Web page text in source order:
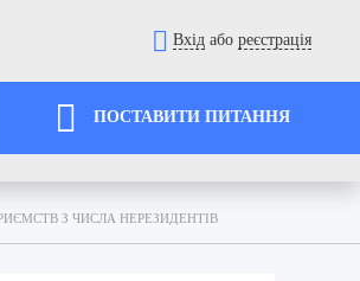
Вхід або реєстрація
ПОСТАВИТИ ПИТАННЯ
З ЧИСЛА НЕРЕЗИДЕНТІВ